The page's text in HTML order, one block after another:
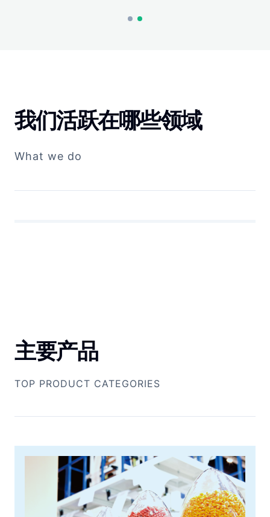
我们活跃在哪些领域
What we do
DOMESTIC DISTRIBUTION
CHEMICAL EXPORT
PPE PRODUCTS
IBC TANKS
主要产品
TOP PRODUCT CATEGORIES